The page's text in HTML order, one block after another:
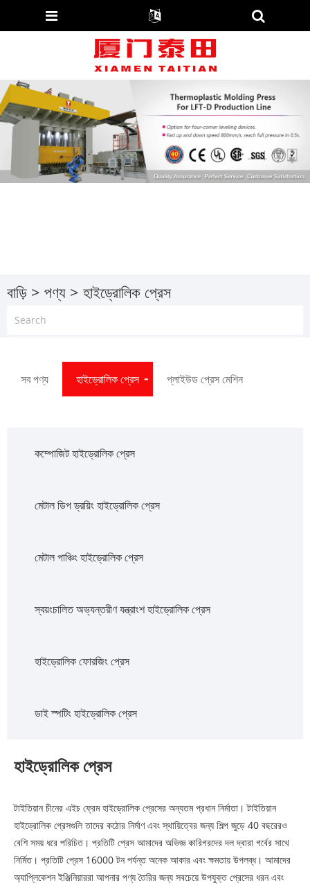
বাড়ি > পণ্য > হাইড্রোলিক প্রেস
সব পণ্য হাইড্রোলিক প্রেস প্লাইউড প্রেস মেশিন
কম্পোজিট হাইড্রোলিক প্রেস
মেটাল ডিপ ড্রয়িং হাইড্রোলিক প্রেস
মেটাল পাঞ্চিং হাইড্রোলিক প্রেস
স্বয়ংচালিত অভ্যন্তরীণ যন্ত্রাংশ হাইড্রোলিক প্রেস
হাইড্রোলিক ফোরজিং প্রেস
ডাই স্পটিং হাইড্রোলিক প্রেস
হাইড্রোলিক প্রেস
টাইতিয়ান চীনের এইচ ফ্রেম হাইড্রোলিক প্রেসের অন্যতম প্রধান নির্মাতা। টাইতিয়ান
হাইড্রোলিক প্রেসগুলি তাদের কঠোর নির্মাণ এবং স্থায়িত্বের জন্য শিল্প জুড়ে 40 বছরেরও
বেশি সময় ধরে পরিচিত। প্রতিটি প্রেস আমাদের অভিজ্ঞ কারিগরদের দল দ্বারা গর্বের সাথে
নির্মিত। প্রতিটি প্রেস 16000 টন পর্যন্ত অনেক আকার এবং ক্ষমতায় উপলব্ধ। আমাদের
অ্যাপ্লিকেশন ইঞ্জিনিয়াররা আপনার পণ্য তৈরির জন্য সবচেয়ে উপযুক্ত প্রেসের ধরন এবং